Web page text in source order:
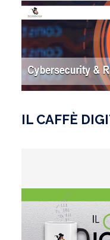
IL CAFFÈ